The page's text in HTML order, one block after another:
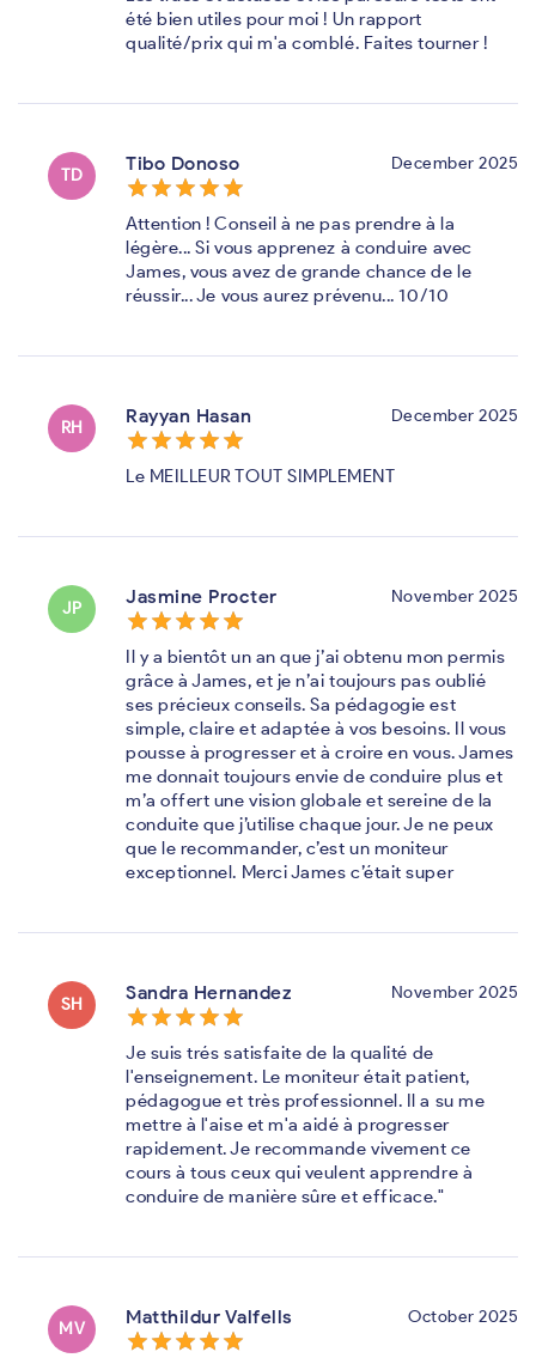
été bien utiles pour moi ! Un rapport
qualité/prix qui m'a comblé. Faites tourner !
TD
Tibo Donoso
star_border
star star_border
star star_border
star star_border
star star_border
star
December 2025
Attention ! Conseil à ne pas prendre à la
légère... Si vous apprenez à conduire avec
James, vous avez de grande chance de le
réussir... Je vous aurez prévenu... 10/10
RH
Rayyan Hasan
star_border
star star_border
star star_border
star star_border
star star_border
star
December 2025
Le MEILLEUR TOUT SIMPLEMENT
JP
Jasmine Procter
star_border
star star_border
star star_border
star star_border
star star_border
star
November 2025
Il y a bientôt un an que j’ai obtenu mon permis
grâce à James, et je n’ai toujours pas oublié
ses précieux conseils. Sa pédagogie est
simple, claire et adaptée à vos besoins. Il vous
pousse à progresser et à croire en vous. James
me donnait toujours envie de conduire plus et
m’a offert une vision globale et sereine de la
conduite que j’utilise chaque jour. Je ne peux
que le recommander, c’est un moniteur
exceptionnel. Merci James c’était super
SH
Sandra Hernandez
star_border
star star_border
star star_border
star star_border
star star_border
star
November 2025
Je suis trés satisfaite de la qualité de
l'enseignement. Le moniteur était patient,
pédagogue et très professionnel. Il a su me
mettre à l'aise et m'a aidé à progresser
rapidement. Je recommande vivement ce
cours à tous ceux qui veulent apprendre à
conduire de manière sûre et efficace."
MV
Matthildur Valfells
star_border
star star_border
star star_border
star star_border
star star_border
star
October 2025